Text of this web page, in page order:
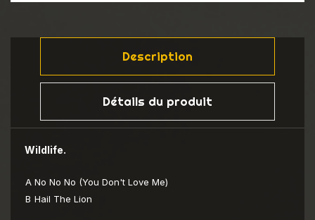
Description
Détails du produit
Wildlife.
A No No No (You Don't Love Me)
B Hail The Lion